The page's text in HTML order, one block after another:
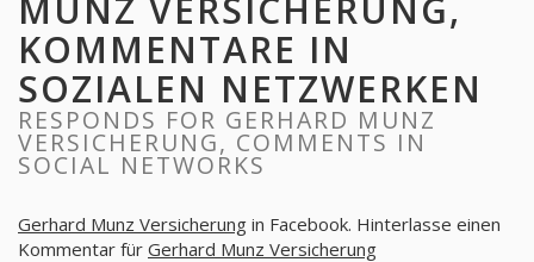
MUNZ VERSICHERUNG,
KOMMENTARE IN
SOZIALEN NETZWERKEN
RESPONDS FOR GERHARD MUNZ
VERSICHERUNG, COMMENTS IN
SOCIAL NETWORKS
Gerhard Munz Versicherung in Facebook. Hinterlasse einen
Kommentar für Gerhard Munz Versicherung